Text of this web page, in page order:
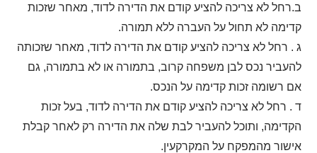
ב.רחל לא צריכה להציע קודם את הדירה לדוד, מאחר שזכות
קדימה לא תחול על העברה ללא תמורה.
ג . רחל לא צריכה להציע קודם את הדירה לדוד, מאחר שזכותה
להעביר נכס לבן משפחה קרוב, בתמורה או לא בתמורה, גם
אם רשומה זכות קדימה על הנכס.
ד . רחל לא צריכה להציע קודם את הדירה לדוד, בעל זכות
הקדימה, ותוכל להעביר לבת שלה את הדירה רק לאחר קבלת
אישור מהמפקח על המקרקעין.